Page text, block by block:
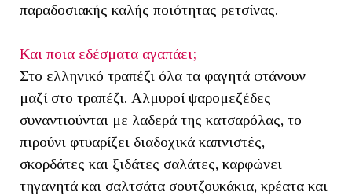
παραδοσιακής καλής ποιότητας ρετσίνας.
Και ποια εδέσματα αγαπάει;
Στο ελληνικό τραπέζι όλα τα φαγητά φτάνουν
μαζί στο τραπέζι. Αλμυροί ψαρομεζέδες
συναντιούνται με λαδερά της κατσαρόλας, το
πιρούνι φτυαρίζει διαδοχικά καπνιστές,
σκορδάτες και ξιδάτες σαλάτες, καρφώνει
τηγανητά και σαλτσάτα σουτζουκάκια, κρέατα και